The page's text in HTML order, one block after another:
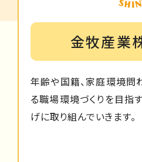
金牧産業
年齢や国籍、家庭環境問
る職場環境づくりを目指
げに取り組んでいきます。